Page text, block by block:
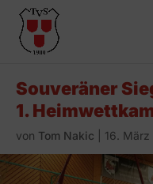
Souveräner
1.
von Tom Nakic 16.